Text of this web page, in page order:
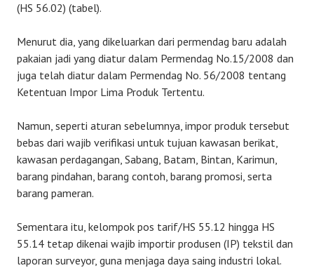
(HS 56.02) (tabel).
Menurut dia, yang dikeluarkan dari permendag baru adalah
pakaian jadi yang diatur dalam Permendag No.15/2008 dan
juga telah diatur dalam Permendag No. 56/2008 tentang
Ketentuan Impor Lima Produk Tertentu.
Namun, seperti aturan sebelumnya, impor produk tersebut
bebas dari wajib verifikasi untuk tujuan kawasan berikat,
kawasan perdagangan, Sabang, Batam, Bintan, Karimun,
barang pindahan, barang contoh, barang promosi, serta
barang pameran.
Sementara itu, kelompok pos tarif/HS 55.12 hingga HS
55.14 tetap dikenai wajib importir produsen (IP) tekstil dan
laporan surveyor, guna menjaga daya saing industri lokal.